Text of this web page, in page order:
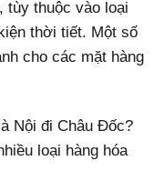
tùy thuộc vào loại
thời tiết. Một số
cho các mặt hàng
Nội đi Châu Đốc?
loại hàng hóa